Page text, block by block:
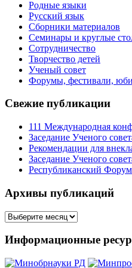
Родные языки
Русский язык
Сборники материалов
Семинары и круглые
Сотрудничество
Творчество детей
Ученый совет
Форумы, фестивали,
Свежие публикации
111 Международная
Заседание Ученого
Рекомендации для
Заседание Ученого
Республиканский Форум
Архивы публикаций
Архивы
Информационные